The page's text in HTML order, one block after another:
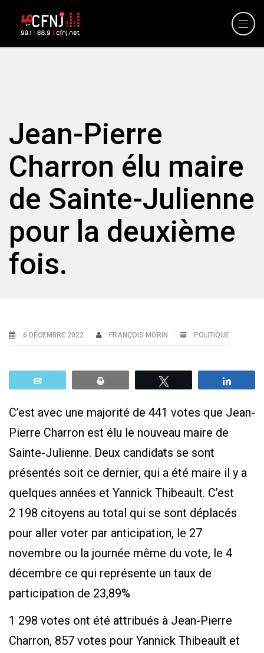
Jean-Pierre
Charron élu maire
de Sainte-Julienne
pour la deuxième
fois.
6 DÉCEMBRE 2022 FRANÇOIS MORIN POLITIQUE
C’est avec une majorité de 441 votes que Jean-
Pierre Charron est élu le nouveau maire de
Sainte-Julienne. Deux candidats se sont
présentés soit ce dernier, qui a été maire il y a
quelques années et Yannick Thibeault. C’est
2 198 citoyens au total qui se sont déplacés
pour aller voter par anticipation, le 27
novembre ou la journée même du vote, le 4
décembre ce qui représente un taux de
participation de 23,89%
1 298 votes ont été attribués à Jean-Pierre
Charron, 857 votes pour Yannick Thibeault et